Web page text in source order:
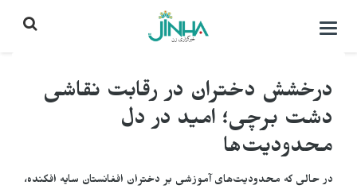
باز
بستن
درخشش دختران در رقابت نقاشی
دشت برچی؛ امید در دل
محدودیت‌ها
در حالی که محدودیت‌های آموزشی بر دختران افغانستان سایه افکنده،